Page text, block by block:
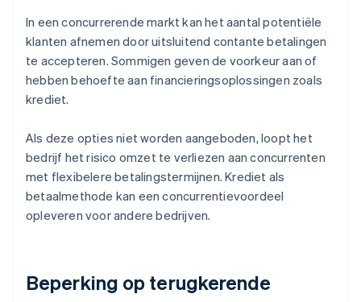
In een concurrerende markt kan het aantal potentiële
klanten afnemen door uitsluitend contante betalingen
te accepteren. Sommigen geven de voorkeur aan of
hebben behoefte aan financieringsoplossingen zoals
krediet.
Als deze opties niet worden aangeboden, loopt het
bedrijf het risico omzet te verliezen aan concurrenten
met flexibelere betalingstermijnen. Krediet als
betaalmethode kan een concurrentievoordeel
opleveren voor andere bedrijven.
Beperking op terugkerende